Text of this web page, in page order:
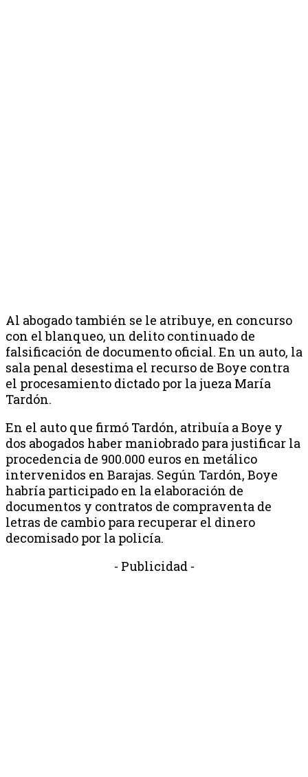
Al abogado también se le atribuye, en concurso
con el blanqueo, un delito continuado de
falsificación de documento oficial. En un auto, la
sala penal desestima el recurso de Boye contra
el procesamiento dictado por la jueza María
Tardón.
En el auto que firmó Tardón, atribuía a Boye y
dos abogados haber maniobrado para justificar la
procedencia de 900.000 euros en metálico
intervenidos en Barajas. Según Tardón, Boye
habría participado en la elaboración de
documentos y contratos de compraventa de
letras de cambio para recuperar el dinero
decomisado ​​por la policía.
- Publicidad -